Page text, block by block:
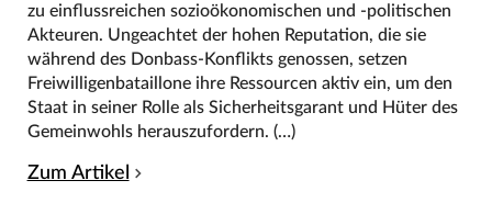
zu einflussreichen sozioökonomischen und -politischen
Akteuren. Ungeachtet der hohen Reputation, die sie
während des Donbass-Konflikts genossen, setzen
Freiwilligenbataillone ihre Ressourcen aktiv ein, um den
Staat in seiner Rolle als Sicherheitsgarant und Hüter des
Gemeinwohls herauszufordern. (…)
Zum Artikel